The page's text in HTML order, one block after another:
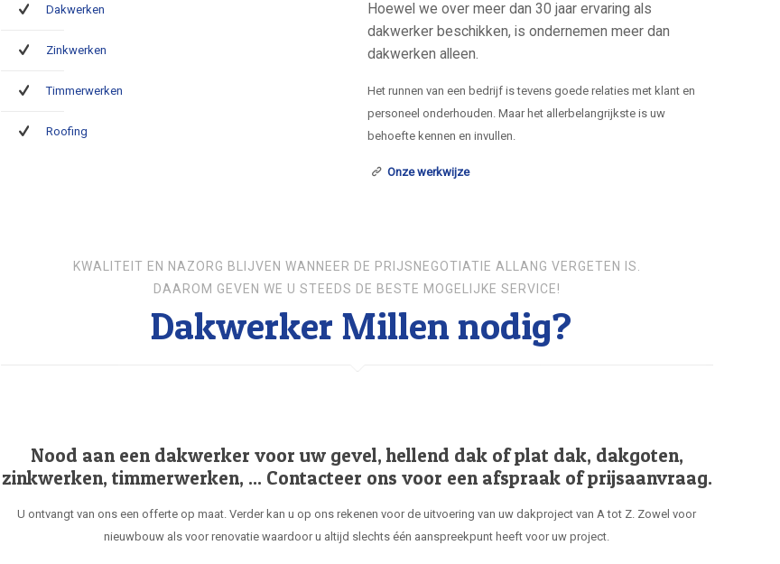
Dakwerken
Zinkwerken
Timmerwerken
Roofing
Hoewel we over meer dan 30 jaar ervaring als
dakwerker beschikken, is ondernemen meer dan
dakwerken alleen.
Het runnen van een bedrijf is tevens goede relaties met klant en
personeel onderhouden. Maar het allerbelangrijkste is uw
behoefte kennen en invullen.
Onze werkwijze
KWALITEIT EN NAZORG BLIJVEN WANNEER DE PRIJSNEGOTIATIE ALLANG VERGETEN IS.
DAAROM GEVEN WE U STEEDS DE BESTE MOGELIJKE SERVICE!
Dakwerker Millen nodig?
Nood aan een dakwerker voor uw gevel, hellend dak of plat dak, dakgoten,
zinkwerken, timmerwerken, ... Contacteer ons voor een afspraak of prijsaanvraag.
U ontvangt van ons een offerte op maat. Verder kan u op ons rekenen voor de uitvoering van uw dakproject van A tot Z. Zowel voor
nieuwbouw als voor renovatie waardoor u altijd slechts één aanspreekpunt heeft voor uw project.